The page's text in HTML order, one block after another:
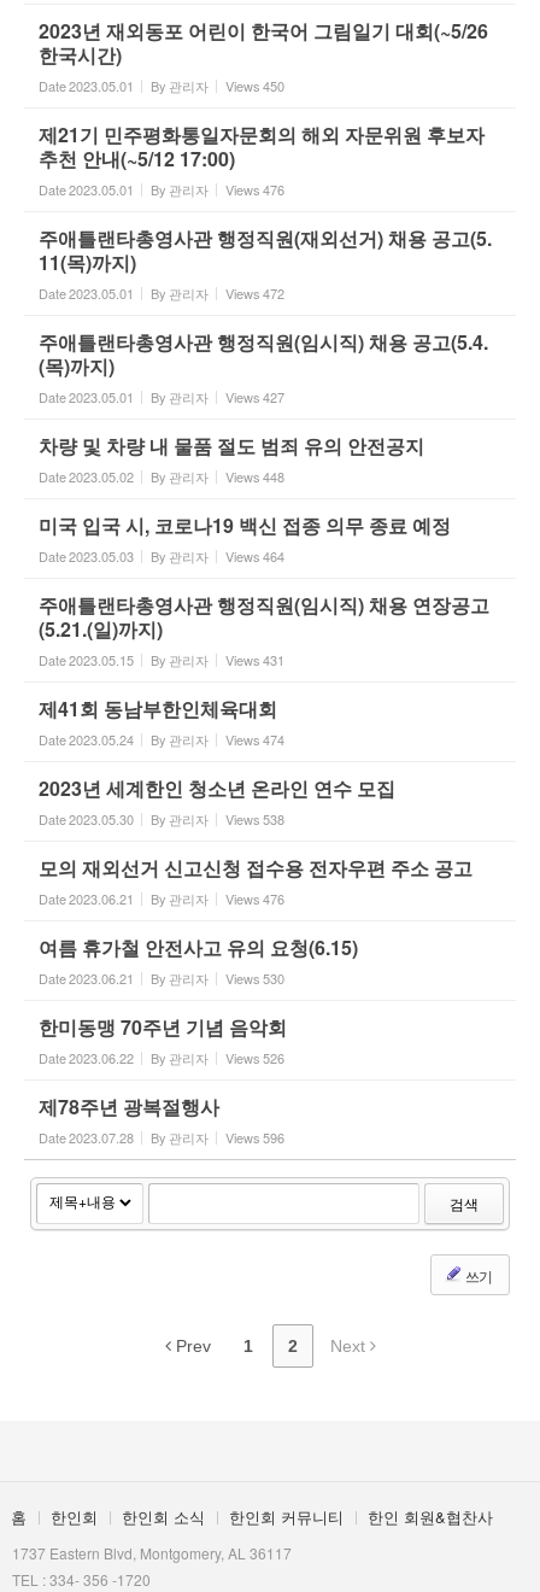
2023년 재외동포 어린이 한국어 그림일기 대회(~5/26
한국시간)
Date2023.05.01 By 관리자 Views450
제21기 민주평화통일자문회의 해외 자문위원 후보자
추천 안내(~5/12 17:00)
Date2023.05.01 By 관리자 Views476
주애틀랜타총영사관 행정직원(재외선거) 채용 공고(5.
11(목)까지)
Date2023.05.01 By 관리자 Views472
주애틀랜타총영사관 행정직원(임시직) 채용 공고(5.4.
(목)까지)
Date2023.05.01 By 관리자 Views427
차량 및 차량 내 물품 절도 범죄 유의 안전공지
Date2023.05.02 By 관리자 Views448
미국 입국 시, 코로나19 백신 접종 의무 종료 예정
Date2023.05.03 By 관리자 Views464
주애틀랜타총영사관 행정직원(임시직) 채용 연장공고
(5.21.(일)까지)
Date2023.05.15 By 관리자 Views431
제41회 동남부한인체육대회
Date2023.05.24 By 관리자 Views474
2023년 세계한인 청소년 온라인 연수 모집
Date2023.05.30 By 관리자 Views538
모의 재외선거 신고신청 접수용 전자우편 주소 공고
Date2023.06.21 By 관리자 Views476
여름 휴가철 안전사고 유의 요청(6.15)
Date2023.06.21 By 관리자 Views530
한미동맹 70주년 기념 음악회
Date2023.06.22 By 관리자 Views526
제78주년 광복절행사
Date2023.07.28 By 관리자 Views596
검색
쓰기
Prev 1 2 Next
홈 한인회 한인회 소식 한인회 커뮤니티 한인 회원&협찬사
1737 Eastern Blvd, Montgomery, AL 36117
TEL : 334- 356 -1720